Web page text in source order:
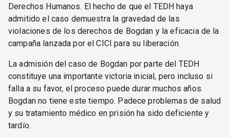
Derechos Humanos. El hecho de que el TEDH haya
admitido el caso demuestra la gravedad de las
violaciones de los derechos de Bogdan y la eficacia de la
campaña lanzada por el CICI para su liberación.
La admisión del caso de Bogdan por parte del TEDH
constituye una importante victoria inicial, pero incluso si
falla a su favor, el proceso puede durar muchos años.
Bogdan no tiene este tiempo. Padece problemas de salud
y su tratamiento médico en prisión ha sido deficiente y
tardío.